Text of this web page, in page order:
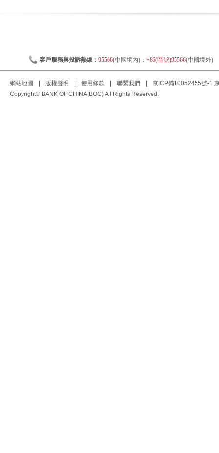
客戶服務與投訴熱線： 95566(中國境內)； +86(區號)95566(中國境外)
網站地圖 版權聲明 使用條款 聯繫我們 京ICP備10052455號-1
Copyright© BANK OF CHINA(BOC) All Rights Reserved.